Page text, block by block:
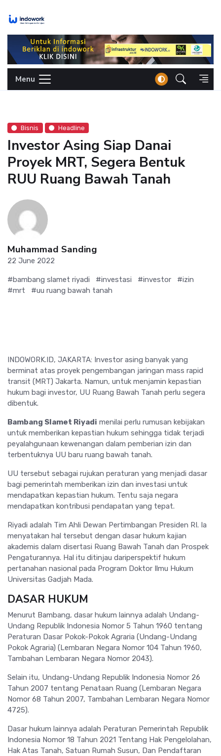
Menu
Bisnis Headline
Investor Asing Siap Danai
Proyek MRT, Segera Bentuk
RUU Ruang Bawah Tanah
Muhammad Sanding
22 June 2022
#bambang slamet riyadi #investasi #investor
#izin
#mrt
#uu ruang bawah tanah
INDOWORK.ID, JAKARTA: Investor asing banyak yang
berminat atas proyek pengembangan jaringan mass rapid
transit (MRT) Jakarta. Namun, untuk menjamin kepastian
hukum bagi investor, UU Ruang Bawah Tanah perlu segera
dibentuk.
Bambang Slamet Riyadi menilai perlu rumusan kebijakan
untuk memberikan kepastian hukum sehingga tidak terjadi
peyalahgunaan kewenangan dalam pemberian izin dan
terbentuknya UU baru ruang bawah tanah.
UU tersebut sebagai rujukan peraturan yang menjadi dasar
bagi pemerintah memberikan izin dan investasi untuk
mendapatkan kepastian hukum. Tentu saja negara
mendapatkan kontribusi pendapatan yang tepat.
Riyadi adalah Tim Ahli Dewan Pertimbangan Presiden RI. Ia
menyatakan hal tersebut dengan dasar hukum kajian
akademis dalam disertasi Ruang Bawah Tanah dan Prospek
Pengaturannya. Hal itu ditinjau dariperspektif hukum
pertanahan nasional pada Program Doktor Ilmu Hukum
Universitas Gadjah Mada.
DASAR HUKUM
Menurut Bambang, dasar hukum lainnya adalah Undang-
Undang Republik Indonesia Nomor 5 Tahun 1960 tentang
Peraturan Dasar Pokok-Pokok Agraria (Undang-Undang
Pokok Agraria) (Lembaran Negara Nomor 104 Tahun 1960,
Tambahan Lembaran Negara Nomor 2043).
Selain itu, Undang-Undang Republik Indonesia Nomor 26
Tahun 2007 tentang Penataan Ruang (Lembaran Negara
Nomor 68 Tahun 2007, Tambahan Lembaran Negara Nomor
4725).
Dasar hukum lainnya adalah Peraturan Pemerintah Republik
Indonesia Nomor 18 Tahun 2021 Tentang Hak Pengelolahan,
Hak Atas Tanah, Satuan Rumah Susun, Dan Pendaftaran